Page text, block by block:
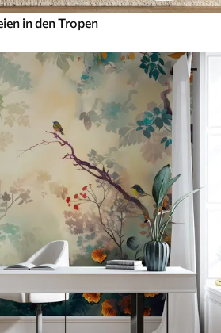
in den Tropen